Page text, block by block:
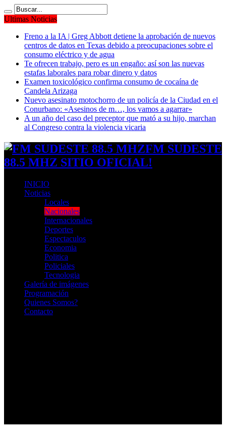
Ultimas Noticias
Freno a la IA | Greg Abbott detiene la aprobación de nuevos
centros de datos en Texas debido a preocupaciones sobre el
consumo eléctrico y de agua
Te ofrecen trabajo, pero es un engaño: así son las nuevas
estafas laborales para robar dinero y datos
Examen toxicológico confirma consumo de cocaína de
Candela Arizaga
Nuevo asesinato motochorro de un policía de la Ciudad en el
Conurbano: «Asesinos de m…, los vamos a agarrar»
A un año del caso del preceptor que mató a su hijo, marchan
al Congreso contra la violencia vicaria
FM SUDESTE
88.5 MHZ SITIO OFICIAL!
INICIO
Noticias
Locales
Nacionales
Internacionales
Deportes
Espectaculos
Economia
Politica
Policiales
Tecnologia
Galería de imágenes
Programación
Quienes Somos?
Contacto